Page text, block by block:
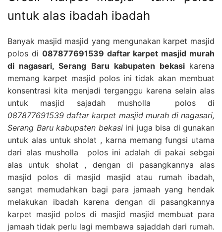
untuk alas ibadah ibadah
Banyak masjid masjid yang mengunakan karpet masjid
polos di 087877691539 daftar karpet masjid murah
di nagasari, Serang Baru kabupaten bekasi karena
memang karpet masjid polos ini tidak akan membuat
konsentrasi kita menjadi terganggu karena selain alas
untuk masjid sajadah musholla polos di
087877691539 daftar karpet masjid murah di nagasari,
Serang Baru kabupaten bekasiini juga bisa di gunakan
untuk alas untuk sholat , karna memang fungsi utama
dari alas musholla polos ini adalah di pakai sebgai
alas untuk sholat , dengan di pasangkannya alas
masjid polos di masjid masjid atau rumah ibadah,
sangat memudahkan bagi para jamaah yang hendak
melakukan ibadah karena dengan di pasangkannya
karpet masjid polos di masjid masjid membuat para
jamaah tidak perlu lagi membawa sajaddah dari rumah.